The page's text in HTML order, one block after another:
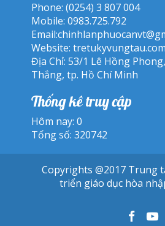
Phone: (0254) 3 807 004
Mobile: 0983.725.792
Email:
Website: tretukyvungtau.com
Địa Chỉ: 53/1 Lê Hồng
Thắng, tp. Hồ Chí Minh
Thống kê truy cập
Hôm nay: 0
Tổng số: 320742
Copyrights @2017 Trung
triển giáo dục hòa